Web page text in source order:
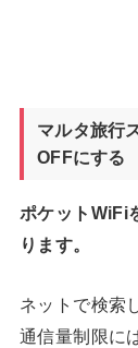
マルタ旅行
OFFにする
ポケットWiFi
ります。
ネットで検索
通信量制限に